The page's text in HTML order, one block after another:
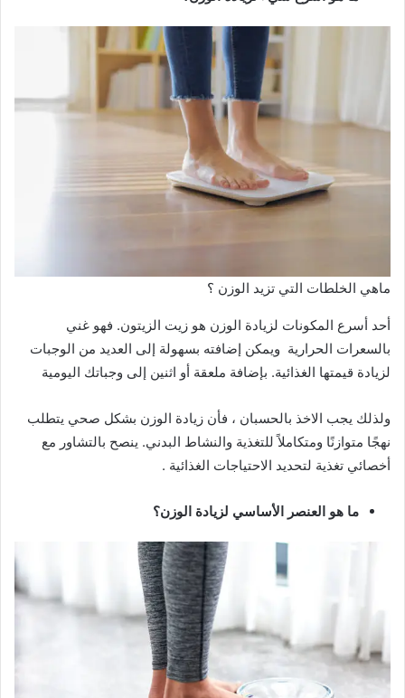
ماهي الخلطات التي تزيد الوزن ؟
أحد أسرع المكونات لزيادة الوزن هو زيت الزيتون. فهو غني
بالسعرات الحرارية ويمكن إضافته بسهولة إلى العديد من الوجبات
لزيادة قيمتها الغذائية. بإضافة ملعقة أو اثنين إلى وجباتك اليومية
ولذلك يجب الاخذ بالحسبان ، فأن زيادة الوزن بشكل صحي يتطلب
نهجًا متوازنًا ومتكاملاً للتغذية والنشاط البدني. ينصح بالتشاور مع
أخصائي تغذية لتحديد الاحتياجات الغذائية .
ما هو العنصر الأساسي لزيادة الوزن؟